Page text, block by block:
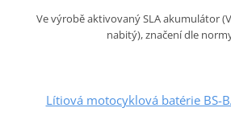
Ve výrobě aktivovaný SLA akumulátor
nabitý), značení dle
Lítiová motocyklová batérie BS-